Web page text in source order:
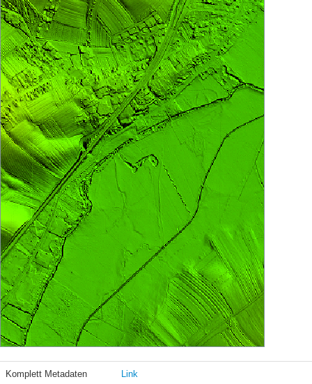
Komplett Metadaten Link